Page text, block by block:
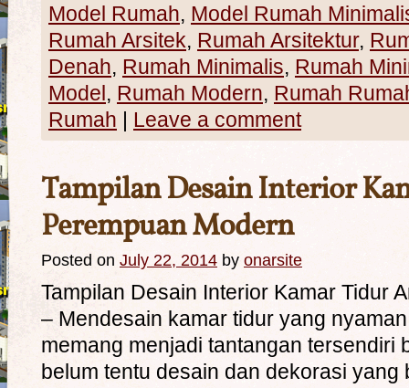
Model Rumah, Model Rumah
Rumah Arsitek, Rumah Arsitektur,
Denah, Rumah Minimalis, Rumah
Model, Rumah Modern, Rumah
Rumah | Leave a comment
Tampilan Desain Interior
Perempuan Modern
Posted on July 22, 2014 by onarsite
Tampilan Desain Interior Kamar Tidur
– Mendesain kamar tidur yang
memang menjadi tantangan tersendiri
belum tentu desain dan dekorasi yang